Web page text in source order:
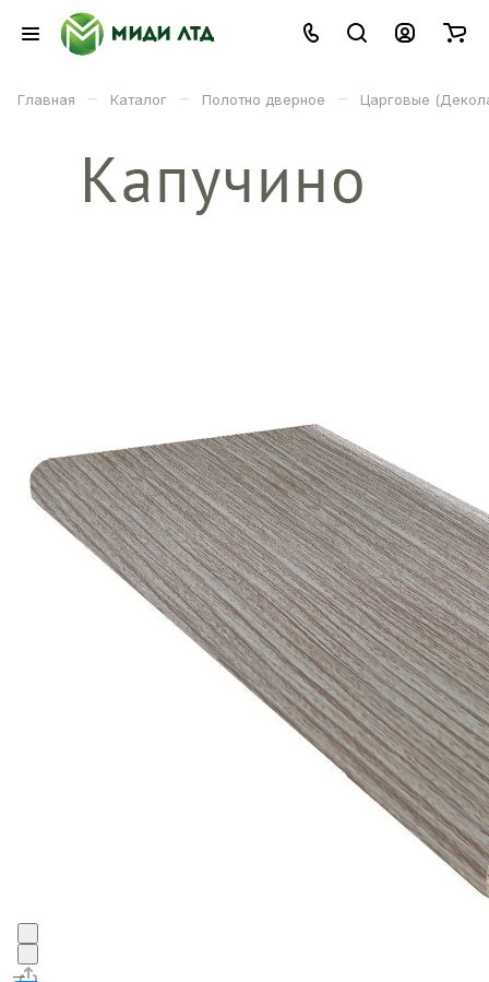
Главная – Каталог – Полотно дверное – Царговые